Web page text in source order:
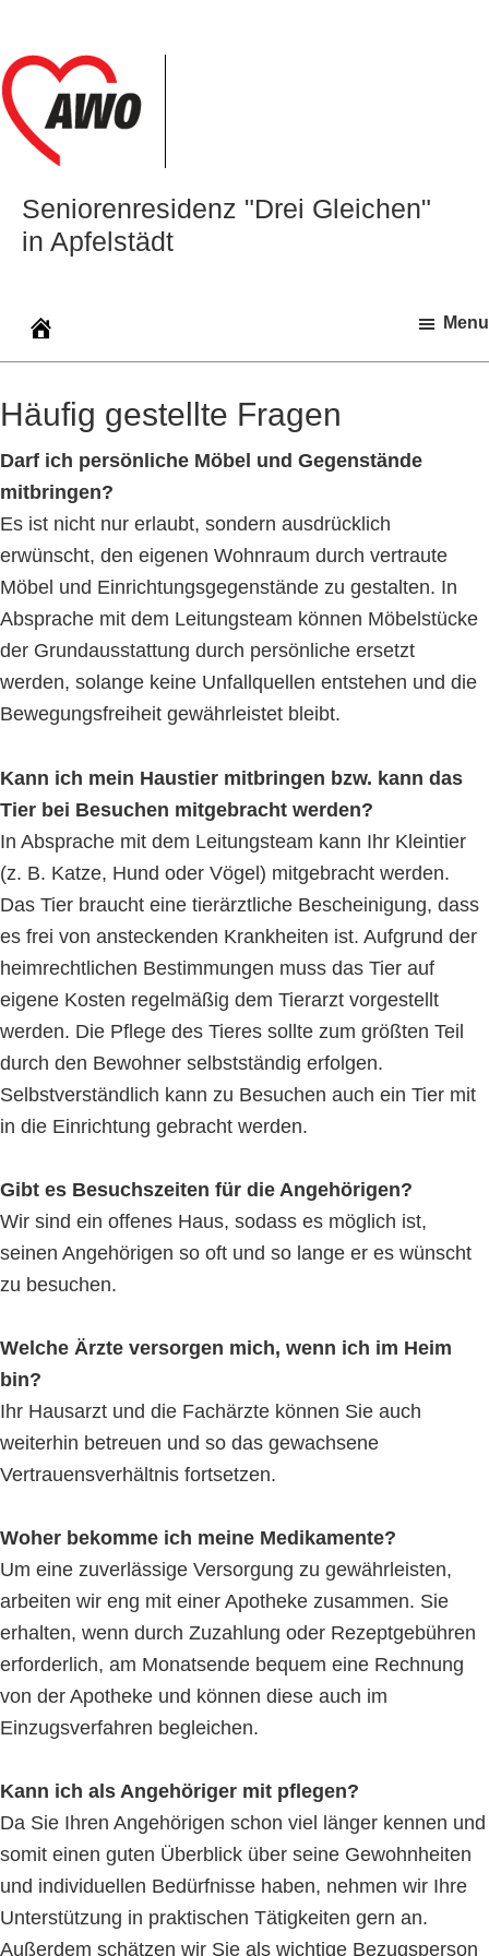
springen
springen
springen
Seniorenresidenz "Drei Gleichen"
in Apfelstädt
Menu
Häufig gestellte Fragen
Darf ich persönliche Möbel und Gegenstände
mitbringen?
Es ist nicht nur erlaubt, sondern ausdrücklich
erwünscht, den eigenen Wohnraum durch vertraute
Möbel und Einrichtungsgegenstände zu gestalten. In
Absprache mit dem Leitungsteam können Möbelstücke
der Grundausstattung durch persönliche ersetzt
werden, solange keine Unfallquellen entstehen und die
Bewegungsfreiheit gewährleistet bleibt.
Kann ich mein Haustier mitbringen bzw. kann das
Tier bei Besuchen mitgebracht werden?
In Absprache mit dem Leitungsteam kann Ihr Kleintier
(z. B. Katze, Hund oder Vögel) mitgebracht werden.
Das Tier braucht eine tierärztliche Bescheinigung, dass
es frei von ansteckenden Krankheiten ist. Aufgrund der
heimrechtlichen Bestimmungen muss das Tier auf
eigene Kosten regelmäßig dem Tierarzt vorgestellt
werden. Die Pflege des Tieres sollte zum größten Teil
durch den Bewohner selbstständig erfolgen.
Selbstverständlich kann zu Besuchen auch ein Tier mit
in die Einrichtung gebracht werden.
Gibt es Besuchszeiten für die Angehörigen?
Wir sind ein offenes Haus, sodass es möglich ist,
seinen Angehörigen so oft und so lange er es wünscht
zu besuchen.
Welche Ärzte versorgen mich, wenn ich im Heim
bin?
Ihr Hausarzt und die Fachärzte können Sie auch
weiterhin betreuen und so das gewachsene
Vertrauensverhältnis fortsetzen.
Woher bekomme ich meine Medikamente?
Um eine zuverlässige Versorgung zu gewährleisten,
arbeiten wir eng mit einer Apotheke zusammen. Sie
erhalten, wenn durch Zuzahlung oder Rezeptgebühren
erforderlich, am Monatsende bequem eine Rechnung
von der Apotheke und können diese auch im
Einzugsverfahren begleichen.
Kann ich als Angehöriger mit pflegen?
Da Sie Ihren Angehörigen schon viel länger kennen und
somit einen guten Überblick über seine Gewohnheiten
und individuellen Bedürfnisse haben, nehmen wir Ihre
Unterstützung in praktischen Tätigkeiten gern an.
Außerdem schätzen wir Sie als wichtige Bezugsperson